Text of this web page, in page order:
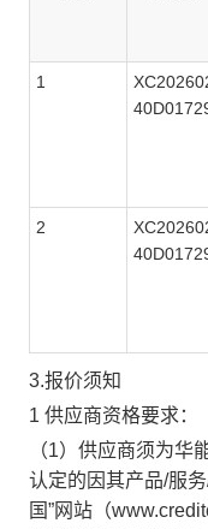
1
2
3.报价须知
1 供应商资格要求：
（1）供应商须为
认定的因其产品/服
国”网站（